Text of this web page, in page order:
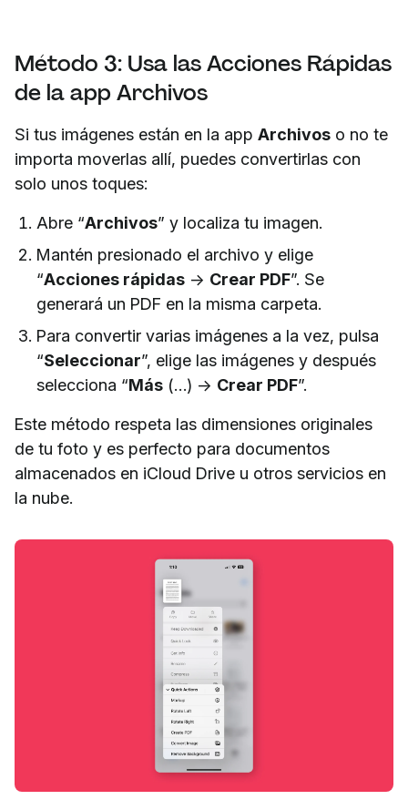
Método 3: Usa las Acciones Rápidas
de la app Archivos
Si tus imágenes están en la app Archivos o no te
importa moverlas allí, puedes convertirlas con
solo unos toques:
Abre “Archivos” y localiza tu imagen.
Mantén presionado el archivo y elige
“Acciones rápidas → Crear PDF”. Se
generará un PDF en la misma carpeta.
Para convertir varias imágenes a la vez, pulsa
“Seleccionar”, elige las imágenes y después
selecciona “Más (…) → Crear PDF”.
Este método respeta las dimensiones originales
de tu foto y es perfecto para documentos
almacenados en iCloud Drive u otros servicios en
la nube.